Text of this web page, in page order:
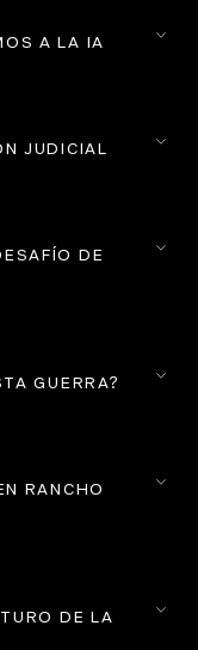
A LA IA
JUDICIAL
DE
GUERRA?
RANCHO
DE LA